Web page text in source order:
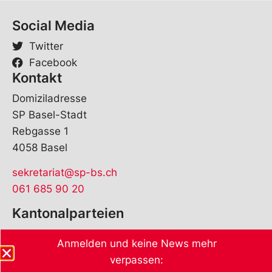
Social Media
Twitter
Facebook
Kontakt
Domiziladresse
SP Basel-Stadt
Rebgasse 1
4058 Basel
sekretariat@sp-bs.ch
061 685 90 20
Kantonalparteien
Anmelden und keine News mehr
verpassen: